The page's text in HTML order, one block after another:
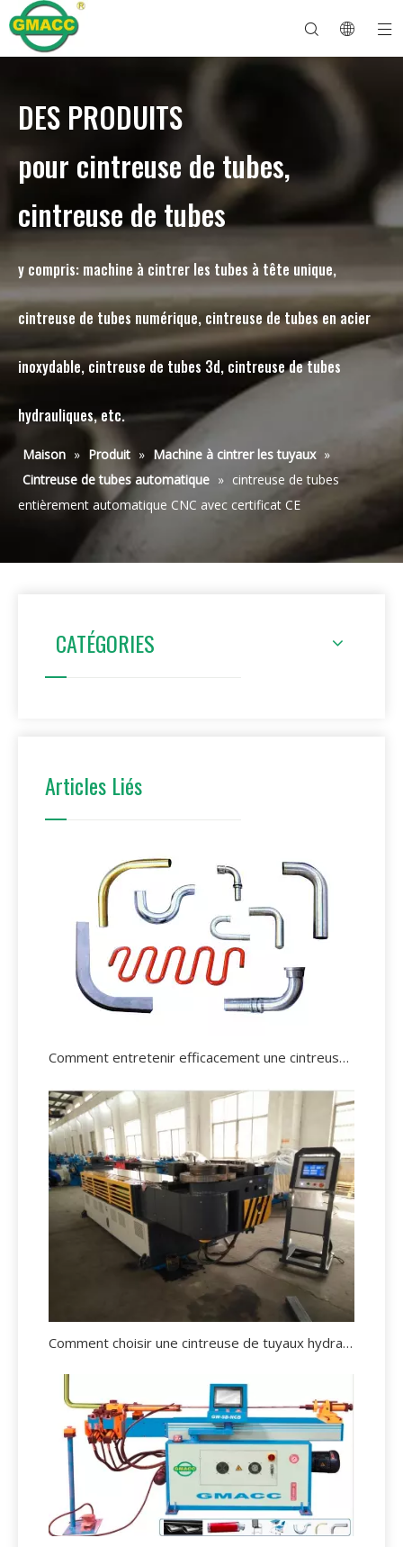
DES PRODUITS
pour cintreuse de tubes,
cintreuse de tubes
y compris: machine à cintrer les tubes à tête unique,
cintreuse de tubes numérique, cintreuse de tubes en acier
inoxydable, cintreuse de tubes 3d, cintreuse de tubes
hydrauliques, etc.
Maison » Produit » Machine à cintrer les tuyaux »
Cintreuse de tubes automatique » cintreuse de tubes
entièrement automatique CNC avec certificat CE
CATÉGORIES
Articles Liés
Comment entretenir efficacement une cintreuse de tuyaux hydrauliques?
Comment choisir une cintreuse de tuyaux hydraulique appropriée?